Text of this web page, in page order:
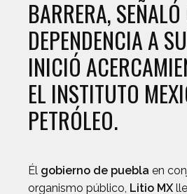
BARRERA,
DEPENDENCIA A
INICIÓ
EL INSTITUTO
PETRÓLEO.
Él gobierno de puebla en
organismo público, Litio MX